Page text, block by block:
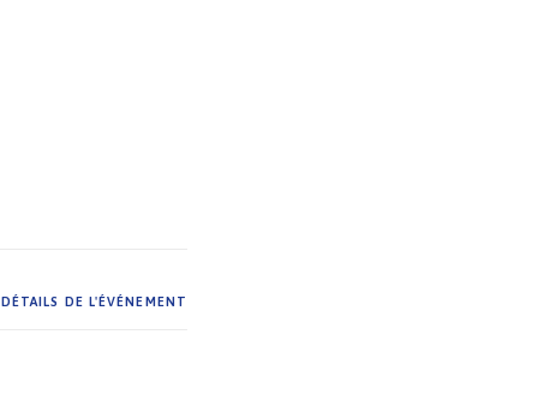
DÉTAILS DE L'ÉVÉNEMENT